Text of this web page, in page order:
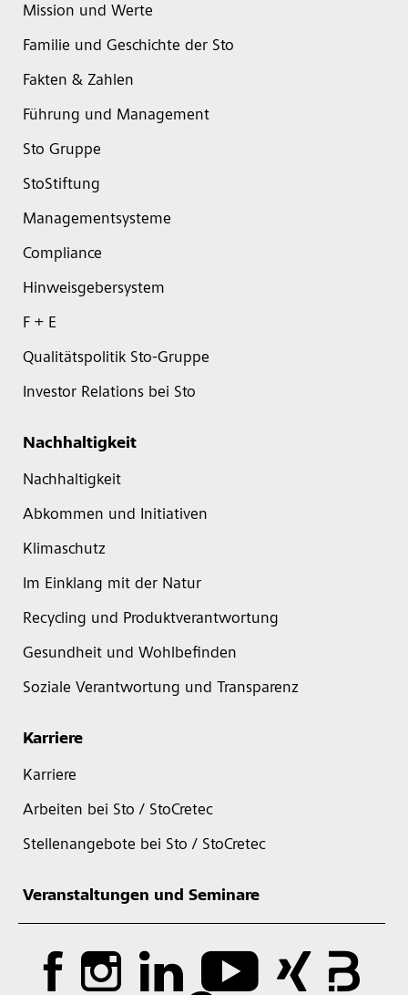
Mission und Werte
Familie und Geschichte der Sto
Fakten & Zahlen
Führung und Management
Sto Gruppe
StoStiftung
Managementsysteme
Compliance
Hinweisgebersystem
F + E
Qualitätspolitik Sto-Gruppe
Investor Relations bei Sto
Nachhaltigkeit
Nachhaltigkeit
Abkommen und Initiativen
Klimaschutz
Im Einklang mit der Natur
Recycling und Produktverantwortung
Gesundheit und Wohlbefinden
Soziale Verantwortung und Transparenz
Karriere
Karriere
Arbeiten bei Sto / StoCretec
Stellenangebote bei Sto / StoCretec
Veranstaltungen und Seminare